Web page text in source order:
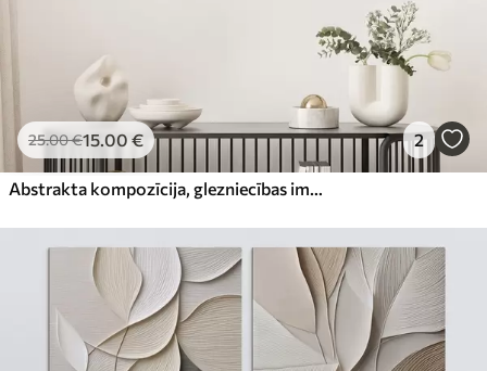
25.00€15.00 € 2
Abstrakta kompozīcija, glezniecības imitācija